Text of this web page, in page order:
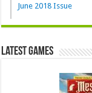
June 2018 Issue
Latest Games